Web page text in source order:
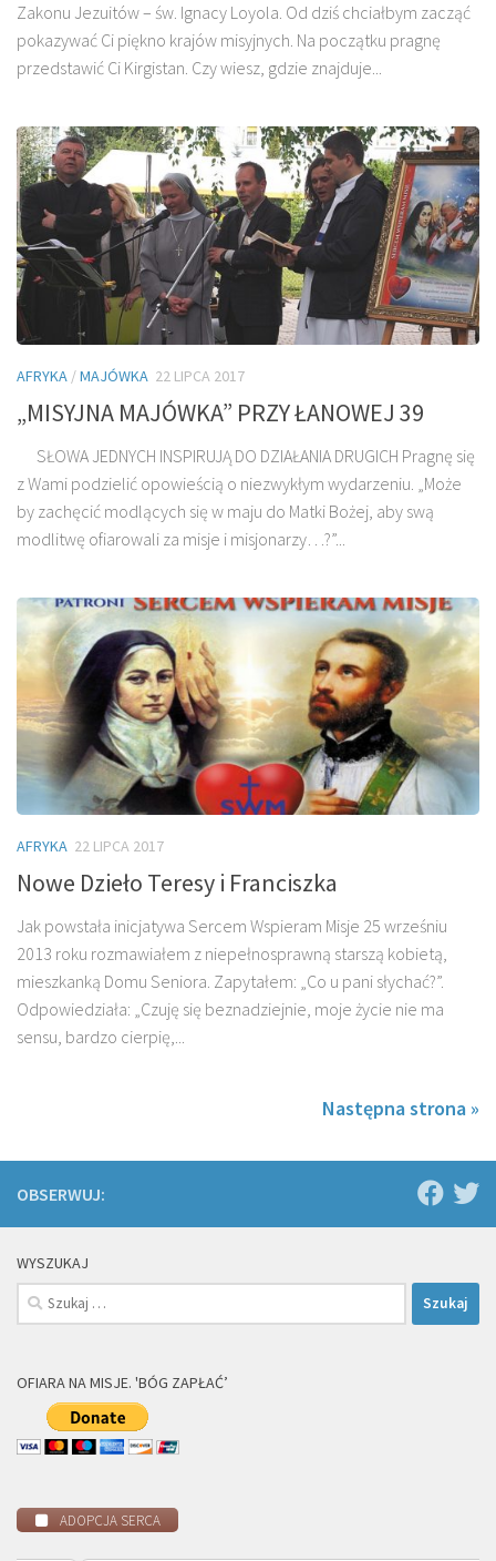
Zakonu Jezuitów – św. Ignacy Loyola. Od dziś chciałbym zacząć
pokazywać Ci piękno krajów misyjnych. Na początku pragnę
przedstawić Ci Kirgistan. Czy wiesz, gdzie znajduje...
AFRYKA /MAJÓWKA 22 LIPCA 2017
„MISYJNA MAJÓWKA” PRZY ŁANOWEJ 39
SŁOWA JEDNYCH INSPIRUJĄ DO DZIAŁANIA DRUGICH Pragnę się
z Wami podzielić opowieścią o niezwykłym wydarzeniu. „Może
by zachęcić modlących się w maju do Matki Bożej, aby swą
modlitwę ofiarowali za misje i misjonarzy…?”...
AFRYKA 22 LIPCA 2017
Nowe Dzieło Teresy i Franciszka
Jak powstała inicjatywa Sercem Wspieram Misje 25 wrześniu
2013 roku rozmawiałem z niepełnosprawną starszą kobietą,
mieszkanką Domu Seniora. Zapytałem: „Co u pani słychać?”.
Odpowiedziała: „Czuję się beznadziejnie, moje życie nie ma
sensu, bardzo cierpię,...
Następna strona »
OBSERWUJ:
WYSZUKAJ
Szukaj:
OFIARA NA MISJE. 'BÓG ZAPŁAĆ’
ADOPCJA SERCA